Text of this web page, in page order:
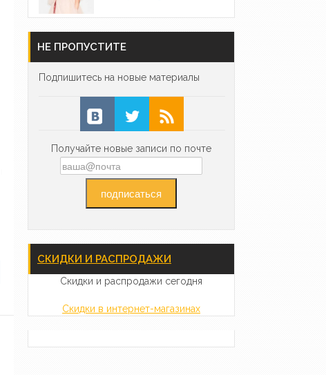
НЕ ПРОПУСТИТЕ
Подпишитесь на новые материалы
Получайте новые записи по почте
СКИДКИ И РАСПРОДАЖИ
Скидки и распродажи сегодня
Скидки в интернет-магазинах